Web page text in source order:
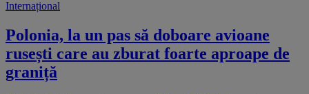
Internațional
Polonia, la un pas să doboare avioane
rusești care au zburat foarte aproape de
graniță